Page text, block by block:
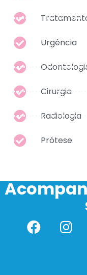
Urgência
Cirurgia
Radiologia
Prótese